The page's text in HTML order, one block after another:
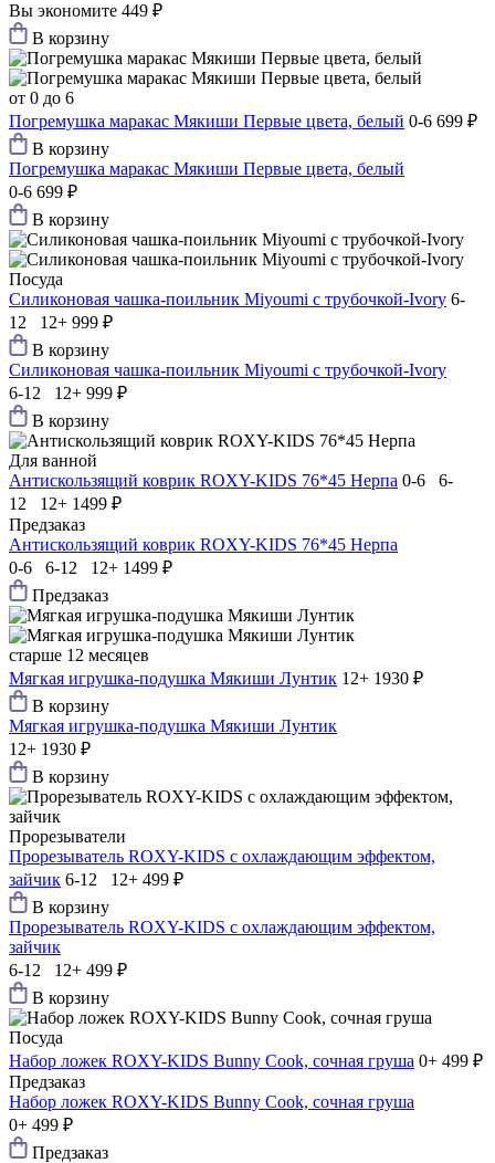
Вы экономите 449 ₽
В корзину
от 0 до 6
Погремушка маракас Мякиши Первые цвета, белый 0-6 699 ₽
В корзину
Погремушка маракас Мякиши Первые цвета, белый
0-6 699 ₽
В корзину
Посуда
Силиконовая чашка-поильник Мiyoumi с трубочкой-Ivory 6-
12 12+ 999 ₽
В корзину
Силиконовая чашка-поильник Мiyoumi с трубочкой-Ivory
6-12 12+ 999 ₽
В корзину
Для ванной
Антискользящий коврик ROXY-KIDS 76*45 Нерпа 0-6 6-
12 12+ 1499 ₽
Предзаказ
Антискользящий коврик ROXY-KIDS 76*45 Нерпа
0-6 6-12 12+ 1499 ₽
Предзаказ
старше 12 месяцев
Мягкая игрушка-подушка Мякиши Лунтик 12+ 1930 ₽
В корзину
Мягкая игрушка-подушка Мякиши Лунтик
12+ 1930 ₽
В корзину
Прорезыватели
Прорезыватель ROXY-KIDS с охлаждающим эффектом,
зайчик 6-12 12+ 499 ₽
В корзину
Прорезыватель ROXY-KIDS с охлаждающим эффектом,
зайчик
6-12 12+ 499 ₽
В корзину
Посуда
Набор ложек ROXY-KIDS Bunny Сook, сочная груша 0+ 499 ₽
Предзаказ
Набор ложек ROXY-KIDS Bunny Сook, сочная груша
0+ 499 ₽
Предзаказ